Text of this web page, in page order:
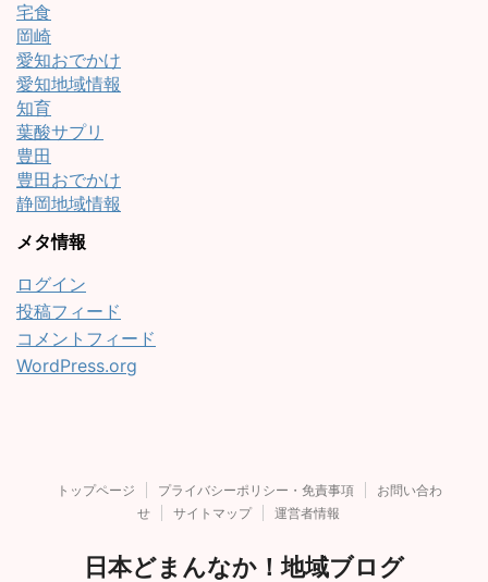
宅食
岡崎
愛知おでかけ
愛知地域情報
知育
葉酸サプリ
豊田
豊田おでかけ
静岡地域情報
メタ情報
ログイン
投稿フィード
コメントフィード
WordPress.org
トップページ プライバシーポリシー・免責事項
お問い合わ
せ
サイトマップ 運営者情報
日本どまんなか！地域ブログ